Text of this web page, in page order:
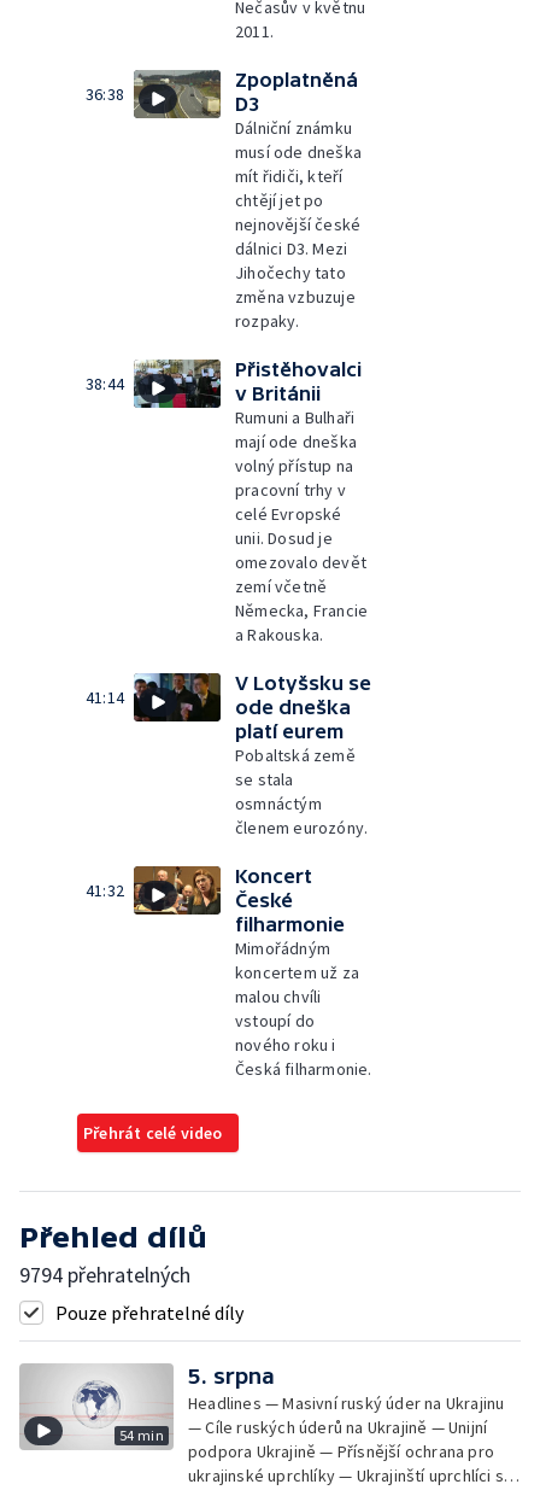
Nečasův v květnu
2011.
36:38
Zpoplatněná
D3
Dálniční známku
musí ode dneška
mít řidiči, kteří
chtějí jet po
nejnovější české
dálnici D3. Mezi
Jihočechy tato
změna vzbuzuje
rozpaky.
38:44
Přistěhovalci
v Británii
Rumuni a Bulhaři
mají ode dneška
volný přístup na
pracovní trhy v
celé Evropské
unii. Dosud je
omezovalo devět
zemí včetně
Německa, Francie
a Rakouska.
41:14
V Lotyšsku se
ode dneška
platí eurem
Pobaltská země
se stala
osmnáctým
členem eurozóny.
41:32
Koncert
České
filharmonie
Mimořádným
koncertem už za
malou chvíli
vstoupí do
nového roku i
Česká filharmonie.
Přehrát celé video
Přehled dílů
9794 přehratelných
Pouze přehratelné díly
54 min
5. srpna
Headlines — Masivní ruský úder na Ukrajinu
— Cíle ruských úderů na Ukrajině — Unijní
podpora Ukrajině — Přísnější ochrana pro
ukrajinské uprchlíky — Ukrajinští uprchlíci s